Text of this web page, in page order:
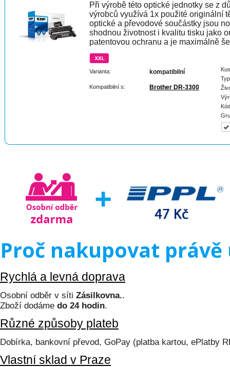
Při výrobě této optické jednotky se z
výrobců využívá 1x použité originální
optické a převodové součástky jsou
shodnou životnost i kvalitu tisku jako
patentovou ochranu a je maximálně
Varianta: kompatibilní
Kompatibilní s: Brother DR-3300
Proč nakupovat právě
Rychlá a levná doprava
Osobní odběr v síti Zásilkovna..
Zboží dodáme do 24 hodin.
Různé způsoby plateb
Dobírka, bankovní převod, GoPay (platba kartou, ePlatby
Vlastní sklad v Praze